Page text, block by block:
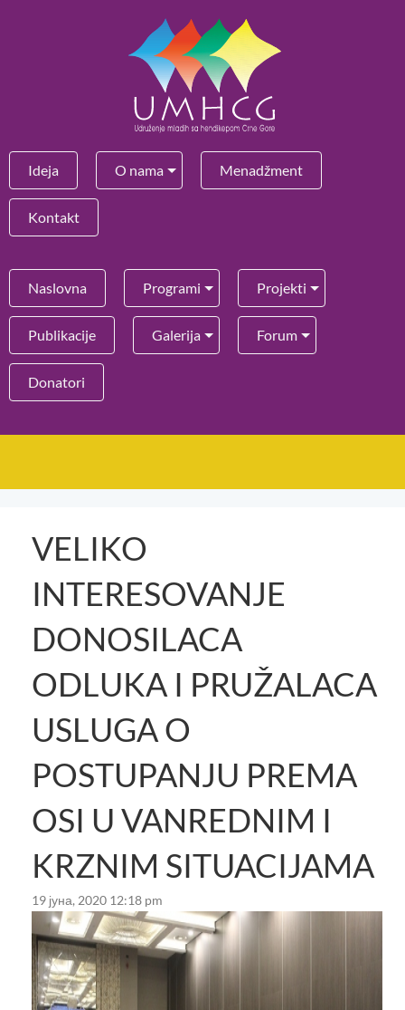
Ideja O nama Menadžment
Kontakt
Naslovna Programi Projekti
Publikacije Galerija Forum
Donatori
VELIKO
INTERESOVANJE
DONOSILACA
ODLUKA I PRUŽALACA
USLUGA O
POSTUPANJU PREMA
OSI U VANREDNIM I
KRZNIM SITUACIJAMA
19 јуна, 2020 12:18 pm